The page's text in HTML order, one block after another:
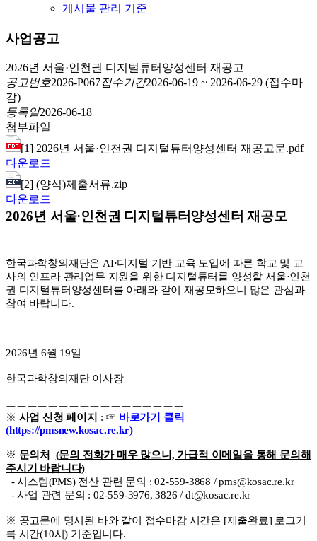
게시물 관리 기준
사업공고
2026년 서울·인천권 디지털튜터양성센터 재공고
공고번호2026-P067접수기간2026-06-19 ~ 2026-06-29 (접수마
감)
등록일2026-06-18
첨부파일
[1] 2026년 서울·인천권 디지털튜터양성센터 재공고문.pdf
다운로드
[2] (양식)제출서류.zip
다운로드
2026년 서울·인천권 디지털튜터양성센터 재공모
한국과학창의재단은 AI·디지털 기반 교육 도입에 따른 학교 및 교
사의 인프라 관리업무 지원을 위한 디지털튜터를 양성할 서울·인천
권 디지털튜터양성센터 를 아래와 같이 재공모하오니 많은 관심과
참여 바랍니다.
2026년 6월 19일
한국과학창의재단 이사장
ㅡㅡㅡㅡㅡㅡㅡㅡㅡㅡㅡㅡㅡㅡㅡㅡㅡ
※ 사업 신청 페이지 : ☞ 바로가기 클릭
(https://pmsnew.kosac.re.kr)
※ 문의처 (문의 전화가 매우 많으니, 가급적 이메일을 통해 문의해
주시기 바랍니다)
- 시스템(PMS) 전산 관련 문의 : 02-559-3868 / pms@kosac.re.kr
- 사업 관련 문의 : 02-559-3976, 3826 / dt@kosac.re.kr
※ 공고문에 명시된 바와 같이 접수마감 시간은 [제출완료] 로그기
록 시간(10시) 기준입니다.